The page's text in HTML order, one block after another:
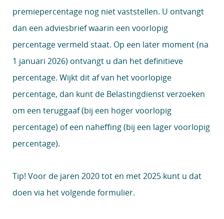
premiepercentage nog niet vaststellen. U ontvangt
dan een adviesbrief waarin een voorlopig
percentage vermeld staat. Op een later moment (na
1 januari 2026) ontvangt u dan het definitieve
percentage. Wijkt dit af van het voorlopige
percentage, dan kunt de Belastingdienst verzoeken
om een teruggaaf (bij een hoger voorlopig
percentage) of een naheffing (bij een lager voorlopig
percentage).
Tip! Voor de jaren 2020 tot en met 2025 kunt u dat
doen via het volgendeformulier.